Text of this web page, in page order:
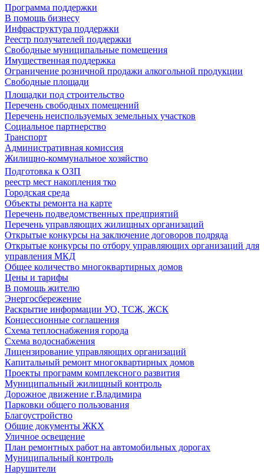
Программа поддержки
В помощь бизнесу
Инфраструктура поддержки
Реестр получателей поддержки
Свободные муниципальные помещения
Имущественная поддержка
Ограничение розничной продажи алкогольной продукции
Свободные площади
Площадки под строительство
Перечень свободных помещений
Перечень неиспользуемых земельных участков
Социальное партнерство
Транспорт
Административная комиссия
Жилищно-коммунальное хозяйство
Подготовка к ОЗП
реестр мест накопления тко
Городская среда
Объекты ремонта на карте
Перечень подведомственных предприятий
Перечень управляющих жилищных организаций
Открытые конкурсы на заключение договоров подряда
Открытые конкурсы по отбору управляющих организаций для
управления МКД
Общее количество многоквартирных домов
Цены и тарифы
В помощь жителю
Энергосбережение
Раскрытие информации УО, ТСЖ, ЖСК
Концессионные соглашения
Схема теплоснабжения города
Схема водоснабжения
Лицензирование управляющих организаций
Капитальный ремонт многоквартирных домов
Проекты программ комплексного развития
Муниципальный жилищный контроль
Дорожное движение г.Владимира
Парковки общего пользования
Благоустройство
Общие документы ЖКХ
Уличное освещение
План ремонтных работ на автомобильных дорогах
Муниципальный контроль
Нарушители